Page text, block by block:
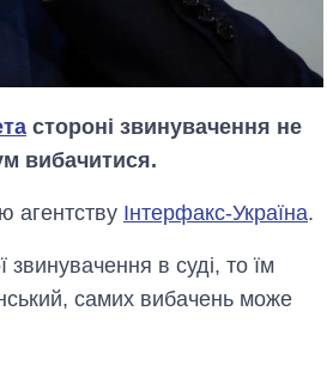
стороні звинувачення не
вибачитися.
агентству Інтерфакс-Україна.
в суді, то їм
самих вибачень може